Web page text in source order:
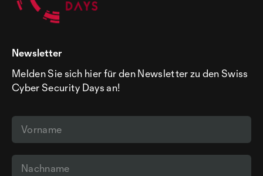
Newsletter
Melden Sie sich hier für den Newsletter zu den Swiss
Cyber Security Days an!